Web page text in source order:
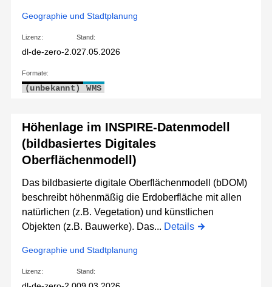
Geographie und Stadtplanung
Lizenz:
dl-de-zero-2.0
Stand:
27.05.2026
Formate:
(unbekannt) WMS
Höhenlage im INSPIRE-Datenmodell
(bildbasiertes Digitales
Oberflächenmodell)
Das bildbasierte digitale Oberflächenmodell (bDOM)
beschreibt höhenmäßig die Erdoberfläche mit allen
natürlichen (z.B. Vegetation) und künstlichen
Objekten (z.B. Bauwerke). Das... Details
Geographie und Stadtplanung
Lizenz: Stand: